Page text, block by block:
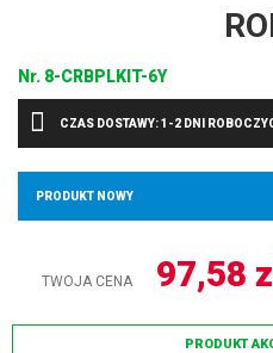
Nr. 8-CRBPLKIT-6Y
CZAS DOSTAWY: 1-2 DNI
PRODUKT NOWY
TWOJA CENA 97,58
PRODUKT